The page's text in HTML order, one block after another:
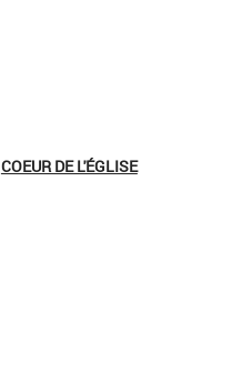
COEUR DE L'ÉGLISE